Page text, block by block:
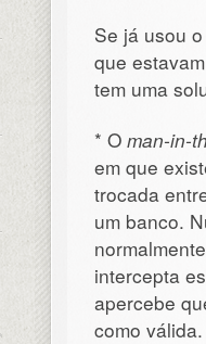
Se já usou
que
tem uma
* O man-in-
em que
trocada
um banco.
intercepta
apercebe
como válida.